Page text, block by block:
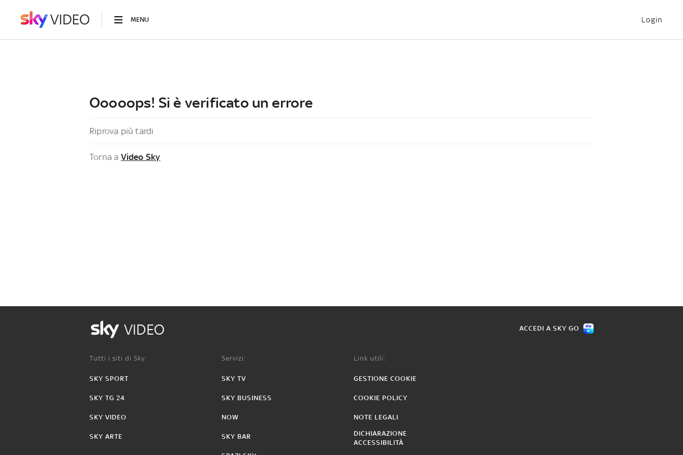
MENU Login
Ooooops! Si è verificato un errore
Riprova più tardi
Torna a Video Sky
VIDEO ACCEDI A SKY GO
Tutti i siti di Sky:
SKY SPORT
SKY TG 24
SKY VIDEO
SKY ARTE
Servizi:
SKY TV
SKY BUSINESS
NOW
SKY BAR
Link utili:
GESTIONE COOKIE
COOKIE POLICY
NOTE LEGALI
DICHIARAZIONE
ACCESSIBILITÀ